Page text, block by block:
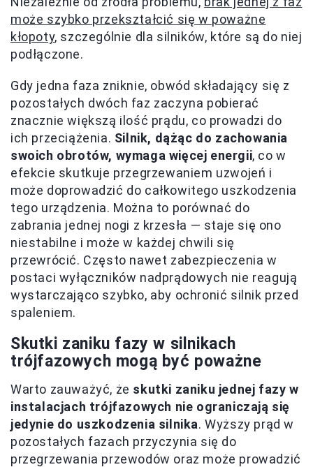
może szybko przekształcić się w poważne
kłopoty, szczególnie dla silników, które są do niej
podłączone.
Gdy jedna faza zniknie, obwód składający się z
pozostałych dwóch faz zaczyna pobierać
znacznie większą ilość prądu, co prowadzi do
ich przeciążenia. Silnik, dążąc do zachowania
swoich obrotów, wymaga więcej energii, co w
efekcie skutkuje przegrzewaniem uzwojeń i
może doprowadzić do całkowitego uszkodzenia
tego urządzenia. Można to porównać do
zabrania jednej nogi z krzesła — staje się ono
niestabilne i może w każdej chwili się
przewrócić. Często nawet zabezpieczenia w
postaci wyłączników nadprądowych nie reagują
wystarczająco szybko, aby ochronić silnik przed
spaleniem.
Skutki zaniku fazy w silnikach
trójfazowych mogą być poważne
Warto zauważyć, że skutki zaniku jednej fazy w
instalacjach trójfazowych nie ograniczają się
jedynie do uszkodzenia silnika. Wyższy prąd w
pozostałych fazach przyczynia się do
przegrzewania przewodów oraz może prowadzić